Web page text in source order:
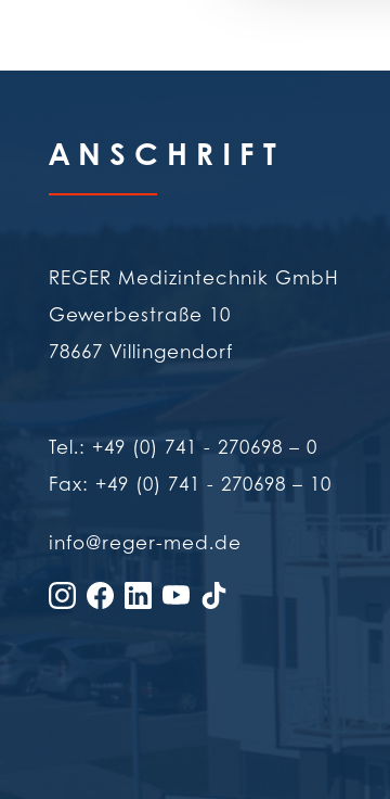
ANSCHRIFT
REGER Medizintechnik GmbH
Gewerbestraße 10
78667 Villingendorf
Tel.: +49 (0) 741 - 270698 – 0
Fax: +49 (0) 741 - 270698 – 10
info@reger-med.de